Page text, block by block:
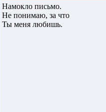
Намокло письмо.
Не понимаю, за что
Ты меня любишь.